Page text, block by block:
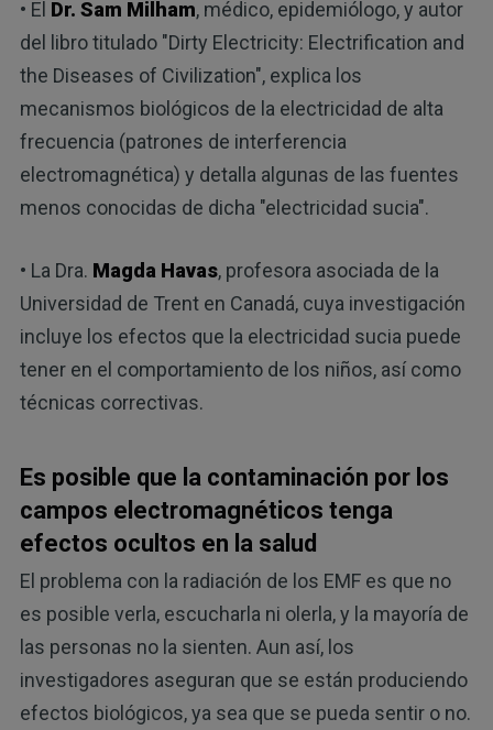
• El Dr. Sam Milham, médico, epidemiólogo, y autor
del libro titulado "Dirty Electricity: Electrification and
the Diseases of Civilization", explica los
mecanismos biológicos de la electricidad de alta
frecuencia (patrones de interferencia
electromagnética) y detalla algunas de las fuentes
menos conocidas de dicha "electricidad sucia".
• La Dra. Magda Havas, profesora asociada de la
Universidad de Trent en Canadá, cuya investigación
incluye los efectos que la electricidad sucia puede
tener en el comportamiento de los niños, así como
técnicas correctivas.
Es posible que la contaminación por los
campos electromagnéticos tenga
efectos ocultos en la salud
El problema con la radiación de los EMF es que no
es posible verla, escucharla ni olerla, y la mayoría de
las personas no la sienten. Aun así, los
investigadores aseguran que se están produciendo
efectos biológicos, ya sea que se pueda sentir o no.